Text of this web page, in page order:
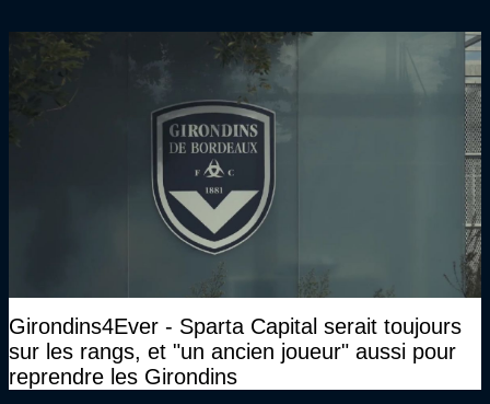
Girondins4Ever - Sparta Capital serait toujours
sur les rangs, et "un ancien joueur" aussi pour
reprendre les Girondins